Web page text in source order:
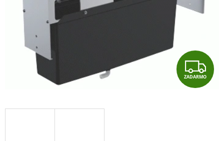
Z
A
ZADARMO